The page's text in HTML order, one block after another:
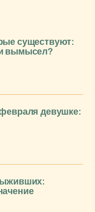
существуют:
вымысел?
девушке: